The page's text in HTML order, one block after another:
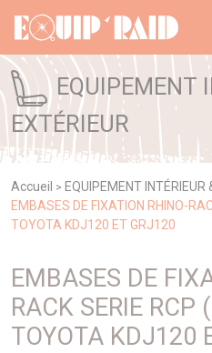
EQUIPEMENT
EXTÉRIEUR
Accueil > EQUIPEMENT INTÉRIEUR
EMBASES DE FIXATION RHINO-
TOYOTA KDJ120 ET GRJ120
EMBASES DE
RACK SERIE RCP
TOYOTA KDJ120
Panneau de gestion des cookies